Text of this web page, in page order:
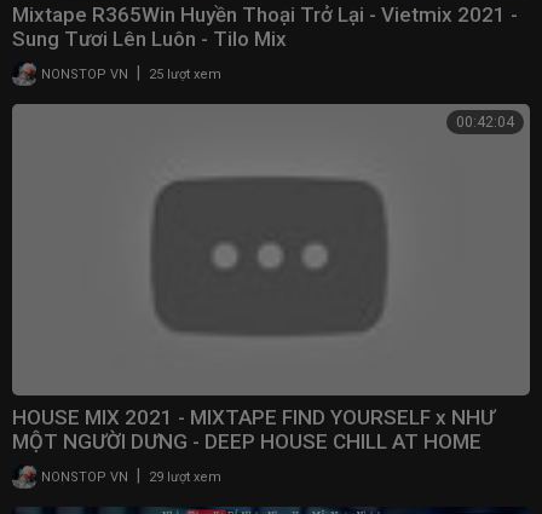
Mixtape R365Win Huyền Thoại Trở Lại - Vietmix 2021 -
Sung Tươi Lên Luôn - Tilo Mix
NONSTOP VN 25 lượt xem
00:42:04
HOUSE MIX 2021 - MIXTAPE FIND YOURSELF x NHƯ
MỘT NGƯỜI DƯNG - DEEP HOUSE CHILL AT HOME
NONSTOP VN 29 lượt xem